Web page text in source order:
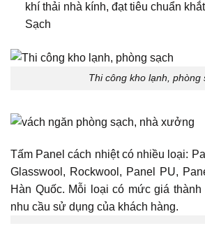
khí thải nhà kính, đạt tiêu chuẩn
Sạch
Thi công kho lạnh, phòng
Tấm Panel cách nhiệt có nhiều loại:
Glasswool, Rockwool, Panel PU,
Hàn Quốc. Mỗi loại có mức giá
nhu cầu sử dụng của khách hàng.